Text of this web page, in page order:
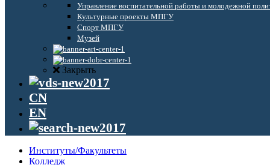
Управление воспитательной работы и молодежной
Культурные проекты МПГУ
Спорт МПГУ
Музей
Закрыть
CN
EN
Институты/Факультеты
Колледж